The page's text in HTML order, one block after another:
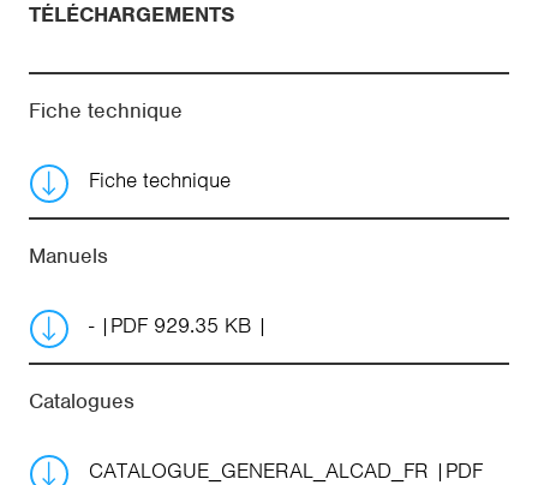
TÉLÉCHARGEMENTS
Fiche technique
Fiche technique
Manuels
- PDF 929.35 KB
Catalogues
CATALOGUE_GENERAL_ALCAD_FR
PDF